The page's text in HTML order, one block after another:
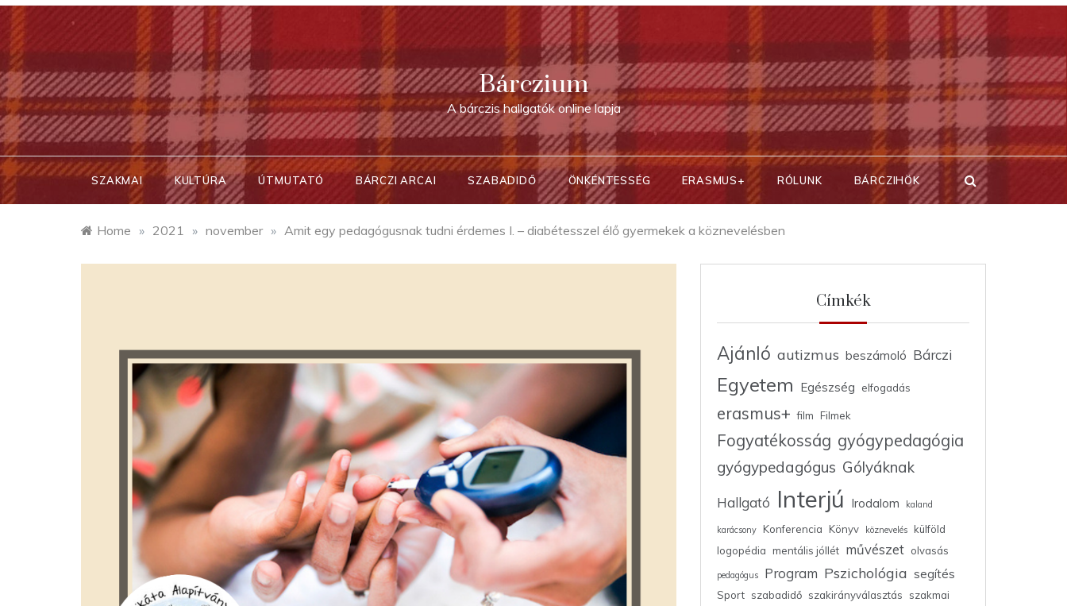
Skip
content
Bárczium
A bárczis hallgatók online lapja
SZAKMAI KULTÚRA ÚTMUTATÓ BÁRCZI ARCAI SZABADIDŐ ÖNKÉNTESSÉG ERASMUS+ RÓLUNK BÁRCZIHÖK
Home » 2021 » november » Amit egy pedagógusnak tudni érdemes I. – diabétesszel élő gyermekek a köznevelésben
Címkék
Ajánló autizmus beszámoló Bárczi
Egyetem Egészség elfogadás
erasmus+ film Filmek
Fogyatékosság gyógypedagógia
gyógypedagógus Gólyáknak
Hallgató Interjú Irodalom kaland
karácsony Konferencia Könyv köznevelés
külföld
logopédia mentális jóllét művészet olvasás
pedagógus Program Pszichológia segítés
Sport szabadidő szakirányválasztás
szakmai